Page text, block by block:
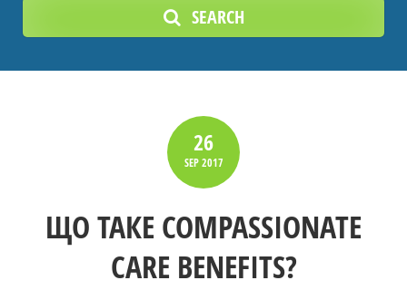
SEARCH
26
SEP2017
ЩО ТАКЕ COMPASSIONATE
CARE BENEFITS?